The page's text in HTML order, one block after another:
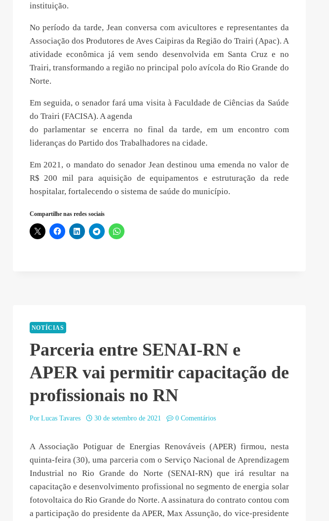
instituição.
No período da tarde, Jean conversa com avicultores e representantes da
Associação dos Produtores de Aves Caipiras da Região do Trairi (Apac). A
atividade econômica já vem sendo desenvolvida em Santa Cruz e no
Trairi, transformando a região no principal polo avícola do Rio Grande do
Norte.
Em seguida, o senador fará uma visita à Faculdade de Ciências da Saúde
do Trairi (FACISA). A agenda
do parlamentar se encerra no final da tarde, em um encontro com
lideranças do Partido dos Trabalhadores na cidade.
Em 2021, o mandato do senador Jean destinou uma emenda no valor de
R$ 200 mil para aquisição de equipamentos e estruturação da rede
hospitalar, fortalecendo o sistema de saúde do município.
Compartilhe nas redes sociais
NOTÍCIAS
Parceria entre SENAI-RN e
APER vai permitir capacitação de
profissionais no RN
Por Lucas Tavares 30 de setembro de 2021 0 Comentários
A Associação Potiguar de Energias Renováveis (APER) firmou, nesta
quinta-feira (30), uma parceria com o Serviço Nacional de Aprendizagem
Industrial no Rio Grande do Norte (SENAI-RN) que irá resultar na
capacitação e desenvolvimento profissional no segmento de energia solar
fotovoltaica do Rio Grande do Norte. A assinatura do contrato contou com
a participação do presidente da APER, Max Assunção, do vice-presidente